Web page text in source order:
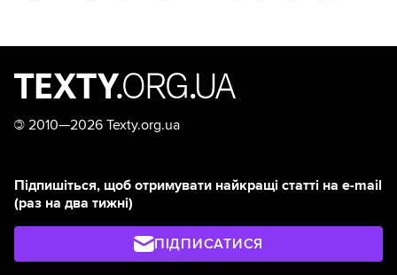
© 2010—2026 Texty.org.ua
Підпишіться, щоб отримувати найкращі статті на e-mail
(раз на два тижні)
ПІДПИСАТИСЯ